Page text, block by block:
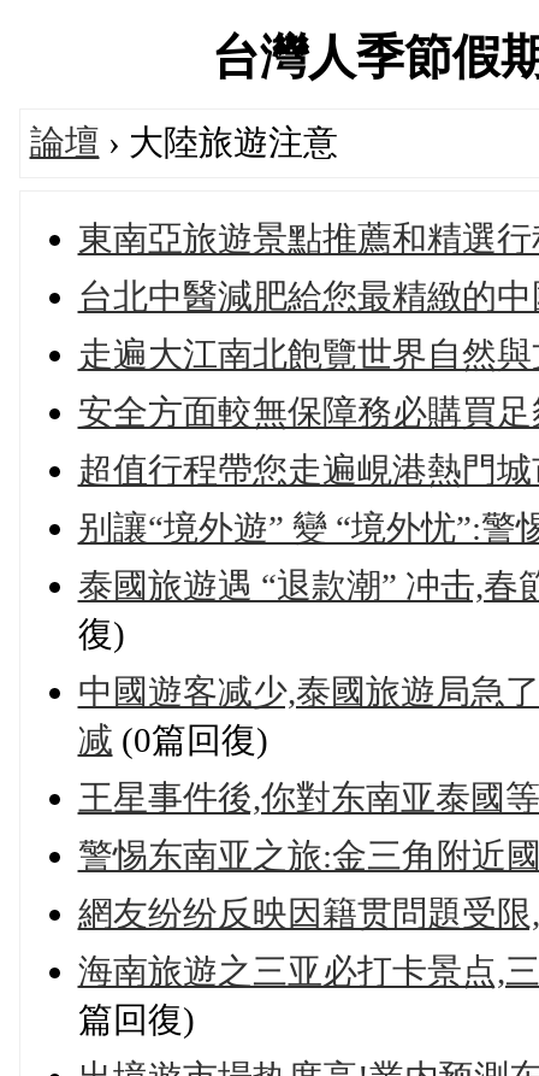
台灣人季節假
論壇 › 大陸旅遊注意
東南亞旅遊景點推薦和精選
台北中醫減肥給您最精緻的
走遍大江南北飽覽世界自然
安全方面較無保障務必購買
超值行程帶您走遍峴港熱門城
别讓“境外遊” 變 “境外忧”:警
泰國旅遊遇 “退款潮” 冲击,
復)
中國遊客减少,泰國旅遊局急
减 (0篇回復)
王星事件後,你對东南亚泰國
警惕东南亚之旅:金三角附近
網友纷纷反映因籍贯問題受
海南旅遊之三亚必打卡景点,
篇回復)